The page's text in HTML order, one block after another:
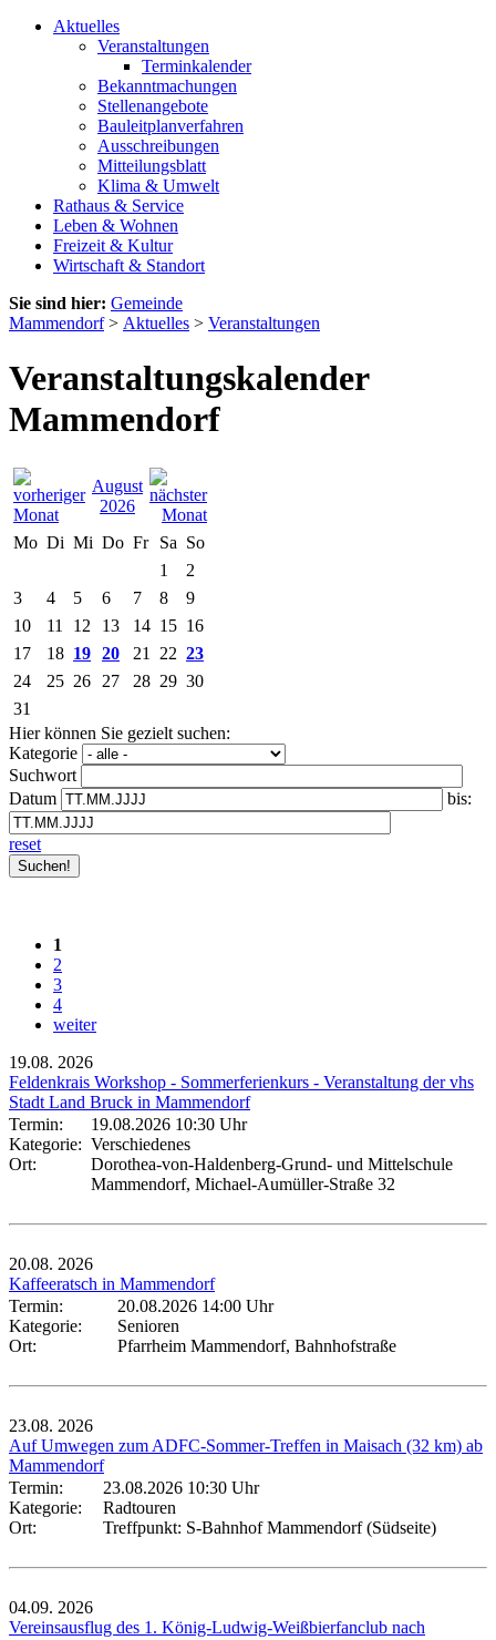
Aktuelles
Veranstaltungen
Terminkalender
Bekanntmachungen
Stellenangebote
Bauleitplanverfahren
Ausschreibungen
Mitteilungsblatt
Klima & Umwelt
Rathaus & Service
Leben & Wohnen
Freizeit & Kultur
Wirtschaft & Standort
Sie sind hier: Gemeinde
Mammendorf> Aktuelles > Veranstaltungen
Veranstaltungskalender
Mammendorf
August
2026
Mo Di Mi Do Fr Sa So
1
2
3
4 5 6 7 8
9
10
11 12 13 14 15 16
17
18 19 20 21 22 23
24
25 26 27 28 29 30
31
Hier können Sie gezielt suchen:
Kategorie
Suchwort
Datum
bis:
reset
1
2
3
4
weiter
19.08. 2026
Feldenkrais Workshop - Sommerferienkurs - Veranstaltung der vhs
Stadt Land Bruck in Mammendorf
Termin:
19.08.2026 10:30 Uhr
Kategorie: Verschiedenes
Ort:
Dorothea-von-Haldenberg-Grund- und Mittelschule
Mammendorf, Michael-Aumüller-Straße 32
20.08. 2026
Kaffeeratsch in Mammendorf
Termin:
20.08.2026 14:00 Uhr
Kategorie:
Senioren
Ort:
Pfarrheim Mammendorf, Bahnhofstraße
23.08. 2026
Auf Umwegen zum ADFC-Sommer-Treffen in Maisach (32 km) ab
Mammendorf
Termin:
23.08.2026 10:30 Uhr
Kategorie:
Radtouren
Ort:
Treffpunkt: S-Bahnhof Mammendorf (Südseite)
04.09. 2026
Vereinsausflug des 1. König-Ludwig-Weißbierfanclub nach